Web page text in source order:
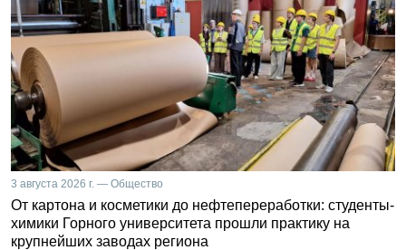
3 августа 2026 г. — Общество
От картона и косметики до нефтепереработки: студенты-
химики Горного университета прошли практику на
крупнейших заводах региона